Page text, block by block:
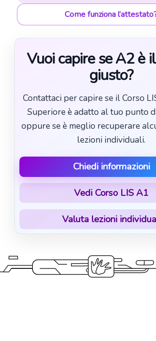
Come funziona
Vuoi capire se A2 è
giusto?
Contattaci per capire se il Corso
Superiore è adatto al tuo punto
oppure se è meglio recuperare
lezioni individuali.
Chiedi informazioni
Vedi Corso LIS A1
Valuta lezioni